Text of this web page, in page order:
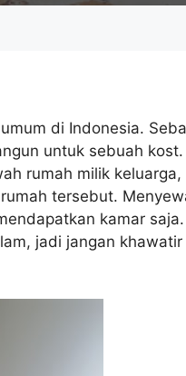
di Indonesia.
untuk sebuah kost.
rumah milik keluarga,
tersebut.
kamar saja.
jadi jangan khawatir